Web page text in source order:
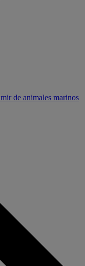
de animales marinos